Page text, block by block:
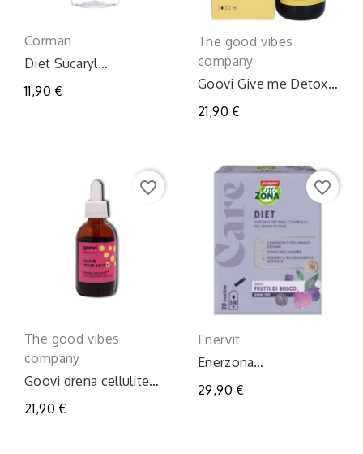
Corman
Diet Sucaryl
125ml
11,90 €
The good vibes
company
Goovi Give me Detox -
Linfa Donna 500ml
21,90 €
favorite_border
The good vibes
company
Goovi drena cellulite
21,90 €
favorite_border
Enervit
Enerzona
29,90 €